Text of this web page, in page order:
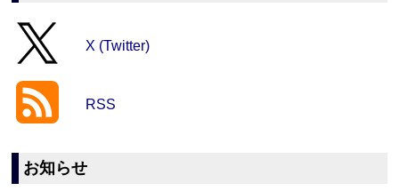
X (Twitter)
RSS
お知らせ